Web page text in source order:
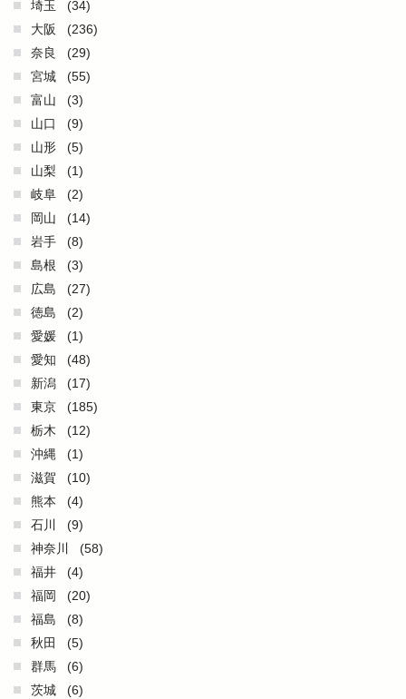
埼玉
(34)
大阪
(236)
奈良
(29)
宮城
(55)
富山
(3)
山口
(9)
山形
(5)
山梨
(1)
岐阜
(2)
岡山
(14)
岩手
(8)
島根
(3)
広島
(27)
徳島
(2)
愛媛
(1)
愛知
(48)
新潟
(17)
東京
(185)
栃木
(12)
沖縄
(1)
滋賀
(10)
熊本
(4)
石川
(9)
神奈川
(58)
福井
(4)
福岡
(20)
福島
(8)
秋田
(5)
群馬
(6)
茨城
(6)